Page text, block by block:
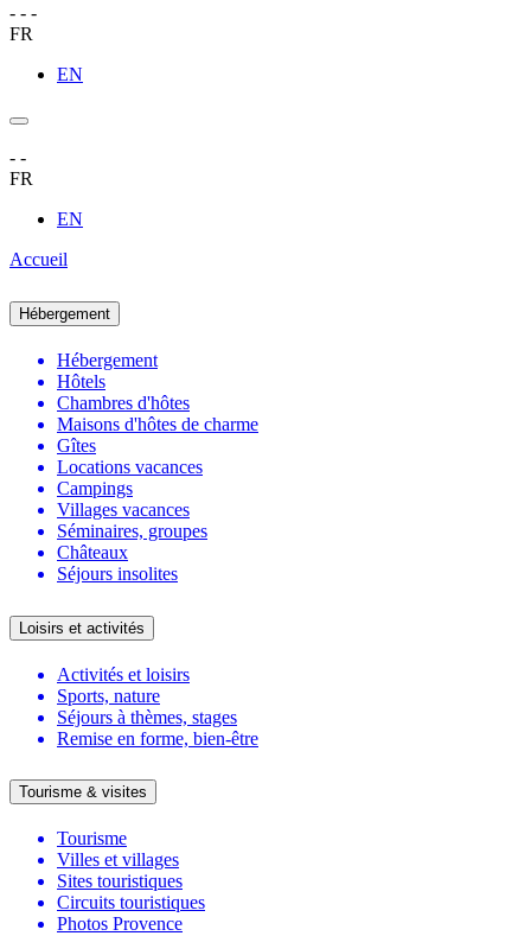
- - -
FR
EN
- -
FR
EN
Accueil
Hébergement
Hébergement
Hôtels
Chambres d'hôtes
Maisons d'hôtes de charme
Gîtes
Locations vacances
Campings
Villages vacances
Séminaires, groupes
Châteaux
Séjours insolites
Loisirs et activités
Activités et loisirs
Sports, nature
Séjours à thèmes, stages
Remise en forme, bien-être
Tourisme & visites
Tourisme
Villes et villages
Sites touristiques
Circuits touristiques
Photos Provence